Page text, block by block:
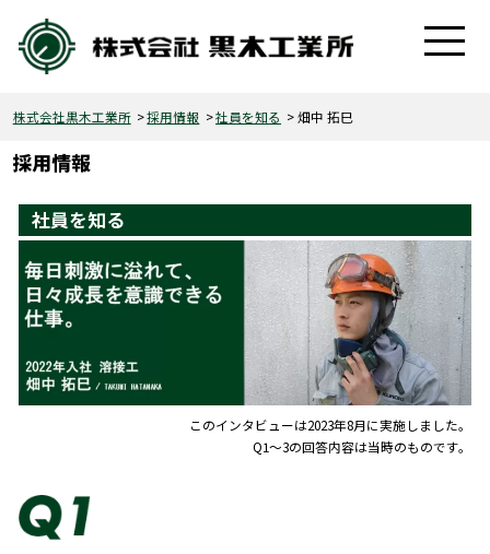
株式会社黒木工業所 採用情報 社員を知る 畑中 拓巳
社員を知る
このインタビューは2023年8月に実施しました。
Q1〜3の回答内容は当時のものです。